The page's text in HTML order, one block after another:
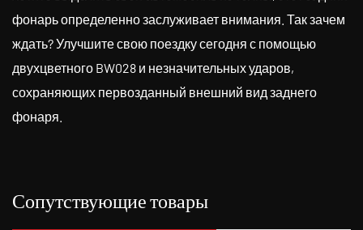
фонарь определенно заслуживает внимания. Так зачем
ждать? Улучшите свою поездку сегодня с помощью
двухцветного BW028 и незначительных ударов,
сохраняющих первозданный внешний вид заднего
фонаря.
Сопутствующие товары